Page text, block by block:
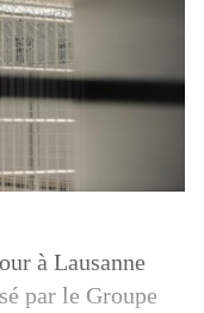
à Lausanne
par le Groupe